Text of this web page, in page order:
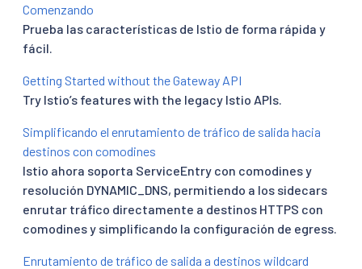
Comenzando
Prueba las características de Istio de forma rápida y
fácil.
Getting Started without the Gateway API
Try Istio’s features with the legacy Istio APIs.
Simplificando el enrutamiento de tráfico de salida hacia
destinos con comodines
Istio ahora soporta ServiceEntry con comodines y
resolución DYNAMIC_DNS, permitiendo a los sidecars
enrutar tráfico directamente a destinos HTTPS con
comodines y simplificando la configuración de egress.
Enrutamiento de tráfico de salida a destinos wildcard